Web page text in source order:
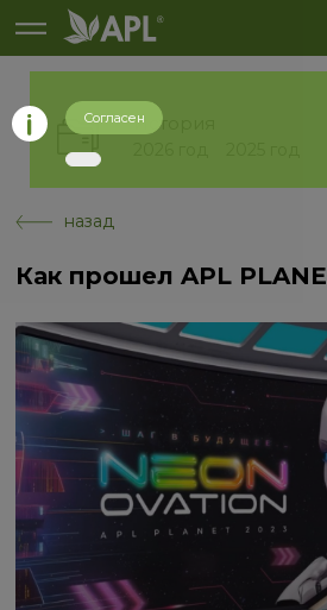
История
назад
Как прошел APL
Согласен